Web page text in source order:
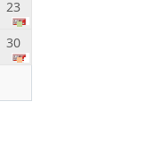
23
30